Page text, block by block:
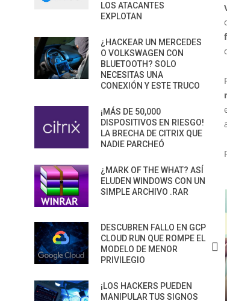
CÓMO LOS HACKERS
DENTRO DE VS CODE
CÓMO LAVAR EL CEREBRO A
LOS ATACANTES
EXPLOTAN
¿HACKEAR UN MERCEDES
O VOLKSWAGEN CON
BLUETOOTH? SOLO
NECESITAS UNA
CONEXIÓN Y ESTE TRUCO
¡MÁS DE 50,000
DISPOSITIVOS EN RIESGO!
LA BRECHA DE CITRIX QUE
NADIE PARCHEÓ
¿MARK OF THE WHAT? ASÍ
ELUDEN WINDOWS CON UN
SIMPLE ARCHIVO .RAR
DESCUBREN FALLO EN GCP
CLOUD RUN QUE ROMPE EL
MODELO DE MENOR
PRIVILEGIO
¡LOS HACKERS PUEDEN
MANIPULAR TUS SIGNOS